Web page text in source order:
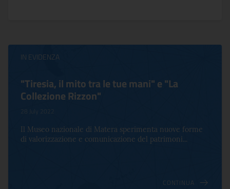
IN EVIDENZA
"Tiresia, il mito tra le tue mani" e "La
Collezione Rizzon"
28 July 2022
Il Museo nazionale di Matera sperimenta nuove forme
di valorizzazione e comunicazione del patrimoni...
CONTINUA